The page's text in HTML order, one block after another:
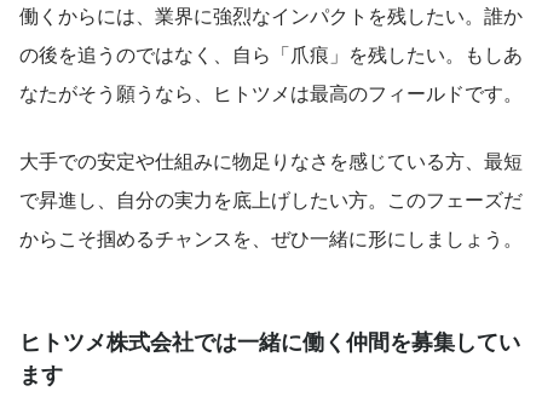
働くからには、業界に強烈なインパクトを残したい。誰か
の後を追うのではなく、自ら「爪痕」を残したい。もしあ
なたがそう願うなら、ヒトツメは最高のフィールドです。
大手での安定や仕組みに物足りなさを感じている方、最短
で昇進し、自分の実力を底上げしたい方。このフェーズだ
からこそ掴めるチャンスを、ぜひ一緒に形にしましょう。
ヒトツメ株式会社では一緒に働く仲間を募集してい
ます